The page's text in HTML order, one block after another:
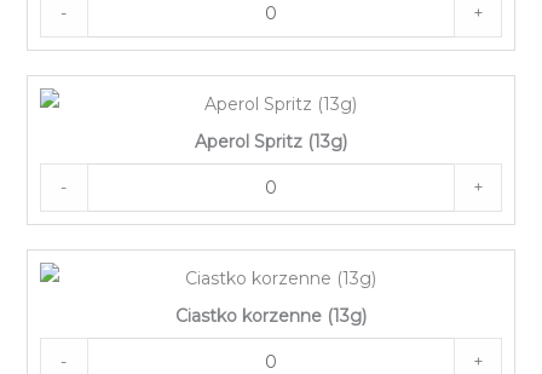
- +
Aperol Spritz (13g)
- +
Ciastko korzenne (13g)
- +